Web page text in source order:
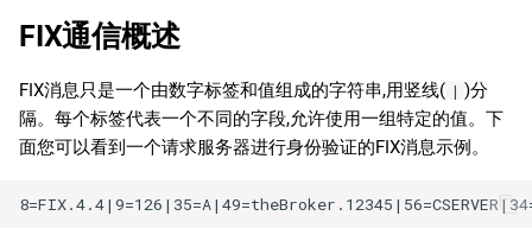
结论
FIX通信概述
FIX消息只是一个由数字标签和值组成的字符串,用竖线( | )分
隔。每个标签代表一个不同的字段,允许使用一组特定的值。下
面您可以看到一个请求服务器进行身份验证的FIX消息示例。